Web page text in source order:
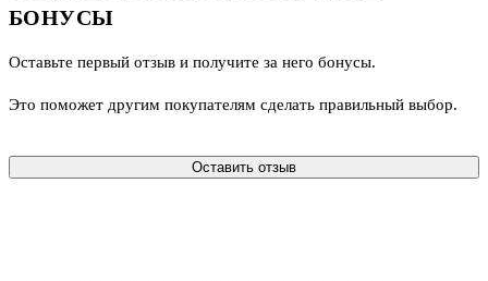
БОНУСЫ
Оставьте первый отзыв и получите за него бонусы.
Это поможет другим покупателям сделать правильный выбор.
Оставить отзыв